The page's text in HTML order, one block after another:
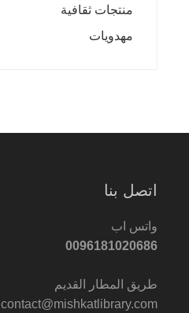
منتجات ثقافية
مهدويات
اتصل بنا
واتس اب
0096181020686
طريق المطار القديم
contact@mishkatlibrary.com